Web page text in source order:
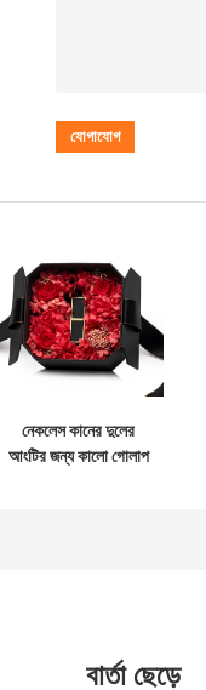
নেকলেস কানের দুলের
আংটির জন্য কালো গোলাপ
বার্তা ছেড়ে